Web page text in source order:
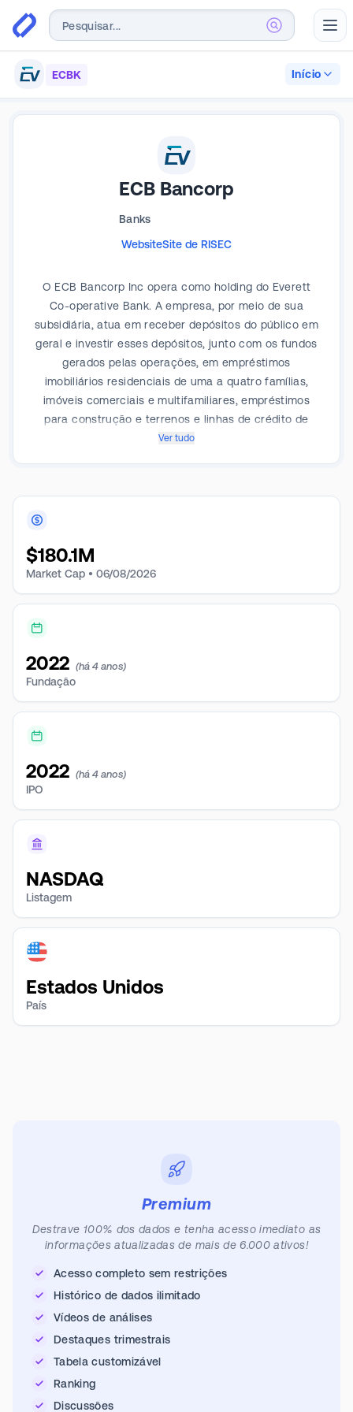
ECBK Início
ECB Bancorp
Banks
WebsiteSite de RISEC
O ECB Bancorp Inc opera como holding do Everett
Co-operative Bank. A empresa, por meio de sua
subsidiária, atua em receber depósitos do público em
geral e investir esses depósitos, junto com os fundos
gerados pelas operações, em empréstimos
imobiliários residenciais de uma a quatro famílias,
imóveis comerciais e multifamiliares, empréstimos
para construção e terrenos e linhas de crédito de
capital próprio.
Ver tudo
$180.1M
Market Cap • 06/08/2026
2022 (há 4 anos)
Fundação
2022 (há 4 anos)
IPO
NASDAQ
Listagem
Estados Unidos
País
Premium
Destrave 100% dos dados e tenha acesso imediato as
informações atualizadas de mais de 6.000 ativos!
Acesso completo sem restrições
Histórico de dados ilimitado
Vídeos de análises
Destaques trimestrais
Tabela customizável
Ranking
Discussões